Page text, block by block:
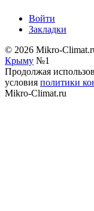
Войти
Закладки
© 2026 Mikro-
Крыму №1
Продолжая
условия политики
Mikro-Climat.ru